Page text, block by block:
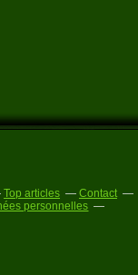
Top articles
Contact
personnelles